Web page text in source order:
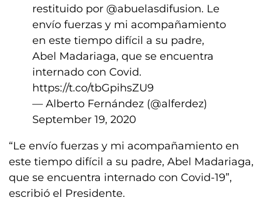
restituido por @abuelasdifusion. Le
envío fuerzas y mi acompañamiento
en este tiempo difícil a su padre,
Abel Madariaga, que se encuentra
internado con Covid.
https://t.co/tbGpihsZU9
— Alberto Fernández (@alferdez)
September 19, 2020
“Le envío fuerzas y mi acompañamiento en
este tiempo difícil a su padre, Abel Madariaga,
que se encuentra internado con Covid-19”,
escribió el Presidente.